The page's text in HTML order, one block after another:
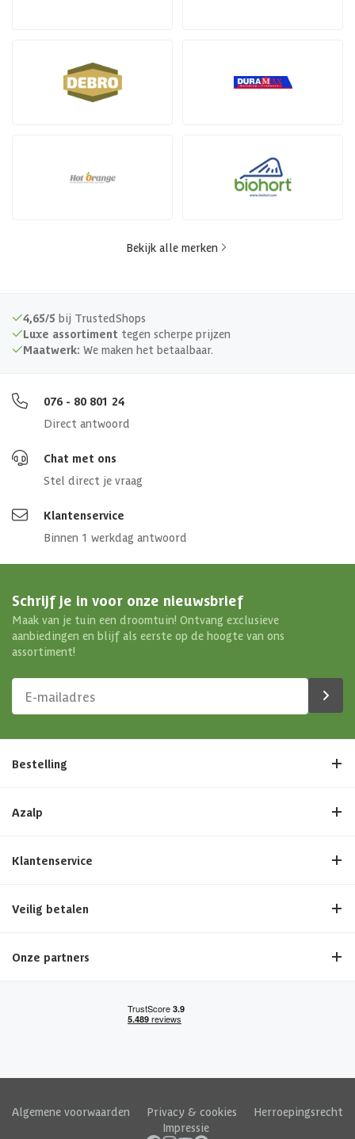
Bekijk alle merken
4,65/5 bij TrustedShops
Luxe assortiment tegen scherpe prijzen
Maatwerk: We maken het betaalbaar.
076 - 80 801 24
Direct antwoord
Chat met ons
Stel direct je vraag
Klantenservice
Binnen 1 werkdag antwoord
Schrijf je in voor onze nieuwsbrief
Maak van je tuin een droomtuin! Ontvang exclusieve
aanbiedingen en blijf als eerste op de hoogte van ons
assortiment!
Bestelling
Azalp
Klantenservice
Veilig betalen
Onze partners
Algemene voorwaarden Privacy & cookies
Herroepingsrecht
Impressie